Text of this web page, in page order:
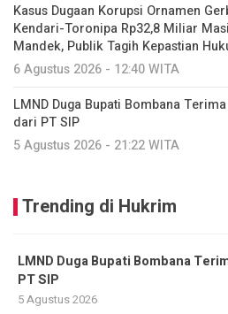
Kasus Dugaan Korupsi Ornamen
Kendari-Toronipa Rp32,8 Miliar
Mandek, Publik Tagih Kepastian
6 Agustus 2026 - 12:40 WITA
LMND Duga Bupati Bombana
dari PT SIP
5 Agustus 2026 - 21:22 WITA
Trending di Hukrim
LMND Duga Bupati Bombana
PT SIP
5 Agustus 2026